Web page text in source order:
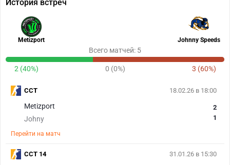
История встреч
Metizport Johnny Speeds
Всего матчей: 5
2 (40%) 0 (0%) 3 (60%)
18.02.26 в 18:00
Metizport
Johny
2
1
Перейти на матч
CCT
31.01.26 в 15:30
CCT 14